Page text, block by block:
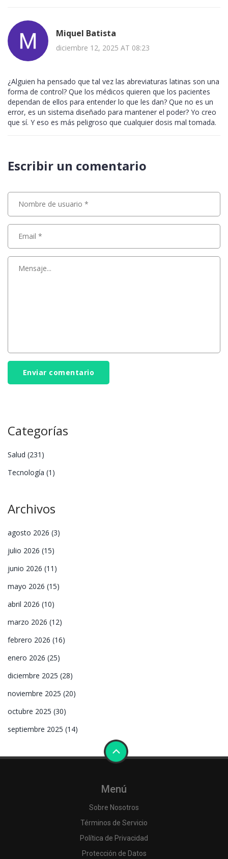
Miquel Batista
diciembre 12, 2025 AT 08:23
¿Alguien ha pensado que tal vez las abreviaturas latinas son una
forma de control? Que los médicos quieren que los pacientes
dependan de ellos para entender lo que les dan? Que no es un
error, es un sistema diseñado para mantener el poder? Yo creo
que sí. Y eso es más peligroso que cualquier dosis mal tomada.
Escribir un comentario
Enviar comentario
Categorías
Salud (231)
Tecnología (1)
Archivos
agosto 2026 (3)
julio 2026 (15)
junio 2026 (11)
mayo 2026 (15)
abril 2026 (10)
marzo 2026 (12)
febrero 2026 (16)
enero 2026 (25)
diciembre 2025 (28)
noviembre 2025 (20)
octubre 2025 (30)
septiembre 2025 (14)
Menú
Sobre Nosotros
Términos de Servicio
Política de Privacidad
Protección de Datos